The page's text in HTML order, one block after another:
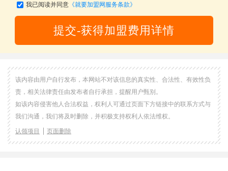
我已阅读并同意《就要加盟网服务条款》
提交-获得加盟费用详情
该内容由用户自行发布，本网站不对该信息的真实性、合法性、有效性负
责，相关法律责任由发布者自行承担，提醒用户甄别。
如该内容侵害他人合法权益，权利人可通过页面下方链接中的联系方式与
我们沟通，我们将及时删除，并积极支持权利人依法维权。
认领项目 页面删除